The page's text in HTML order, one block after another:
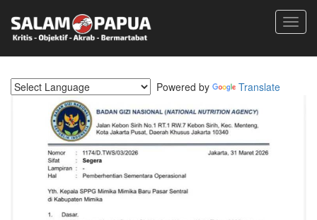
Powered by Translate